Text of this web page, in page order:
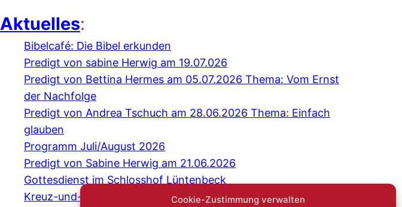
Cookie-Zustimmung verwalten
Aktuelles:
Bibelcafé: Die Bibel erkunden
Predigt von sabine Herwig am 19.07.026
Predigt von Bettina Hermes am 05.07.2026 Thema: Vom Ernst
der Nachfolge
Predigt von Andrea Tschuch am 28.06.2026 Thema: Einfach
glauben
Programm Juli/August 2026
Predigt von Sabine Herwig am 21.06.2026
Gottesdienst im Schlosshof Lüntenbeck
Kreuz-und-quer-Gespräch: Niemand sagt gerne: Ich bin einsam